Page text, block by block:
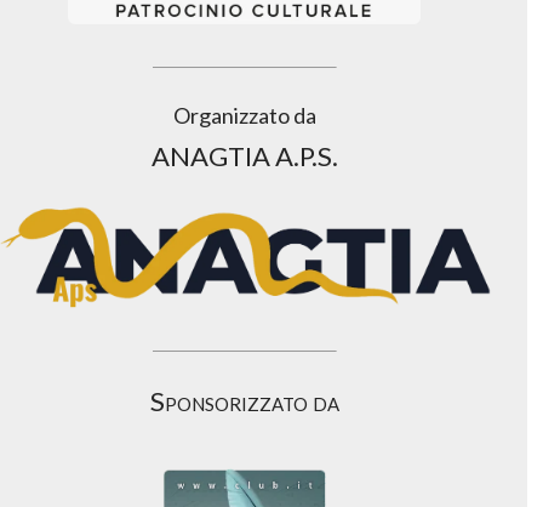
Organizzato da
ANAGTIA A.P.S.
Sponsorizzato da